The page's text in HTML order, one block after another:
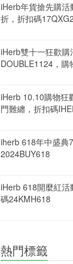
iHerb年貨搶先購
折，折扣碼
iHerb雙十一狂歡
DOUBLE1124，購
iHerb 10.10購物狂
門難纏，折扣碼
iherb 618年中盛典
2024BUY618
iHerb 618開麼紅活
碼24KMH618
熱門標籤